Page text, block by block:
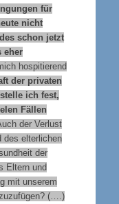
für
nicht
schon jetzt
eher
hospitierend
der privaten
stelle ich fest,
Fällen
der Verlust
des elterlichen
der
Eltern und
mit unserem
(….)